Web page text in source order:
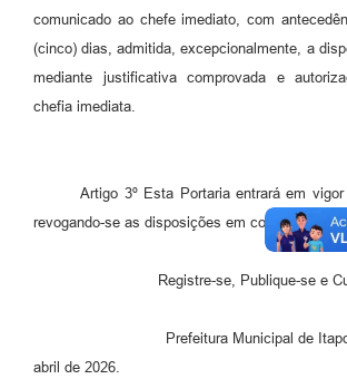
STS - 3º Setor
Telefones Úteis
Transparência
SIC
comunicado ao chefe imediato, com
(cinco) dias, admitida, excepcionalmente, a
mediante justificativa comprovada e
chefia imediata.
Artigo 3º Esta Portaria entrará em vigor
revogando-se as disposições em contrário.
Registre-se, Publique-se e
Prefeitura Municipal de
abril de 2026.